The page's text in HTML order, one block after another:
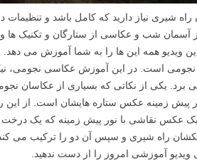
شیری نیاز دارید که کامل باشد و تنظیمات
شب و عکاسی از ستارگان و تکنیک ها و
این ویدیو همه این ها را به شما آموزش می
است. در این آموزش عکاسی نجومی،
برد. یکی از نکاتی که بسیاری از عکاسان
پیش زمینه عکس ستاره هایشان است. از این
یک عکس نقاشی با نور پیش زمینه که یک
راه شیری و سپس آن دو را ترکیب می
ویدیو آموزشی امروز را از دست ندهید.